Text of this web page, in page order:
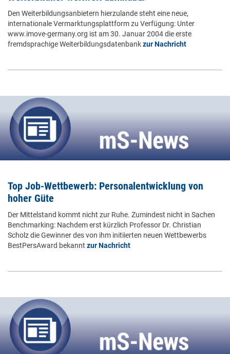
Den Weiterbildungsanbietern hierzulande steht eine neue,
internationale Vermarktungsplattform zu Verfügung: Unter
www.imove-germany.org ist am 30. Januar 2004 die erste
fremdsprachige Weiterbildungsdatenbankzur Nachricht
Top Job-Wettbewerb: Personalentwicklung von
hoher Güte
Der Mittelstand kommt nicht zur Ruhe. Zumindest nicht in Sachen
Benchmarking: Nachdem erst kürzlich Professor Dr. Christian
Scholz die Gewinner des von ihm initiierten neuen Wettbewerbs
BestPersAward bekannt zur Nachricht